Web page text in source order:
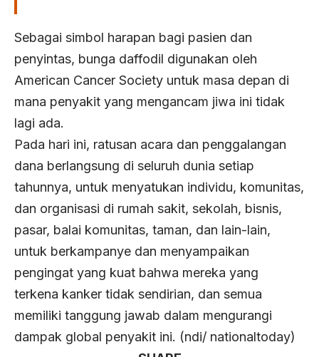
Sebagai simbol harapan bagi pasien dan
penyintas, bunga daffodil digunakan oleh
American Cancer Society untuk masa depan di
mana penyakit yang mengancam jiwa ini tidak
lagi ada.
Pada hari ini, ratusan acara dan penggalangan
dana berlangsung di seluruh dunia setiap
tahunnya, untuk menyatukan individu, komunitas,
dan organisasi di rumah sakit, sekolah, bisnis,
pasar, balai komunitas, taman, dan lain-lain,
untuk berkampanye dan menyampaikan
pengingat yang kuat bahwa mereka yang
terkena kanker tidak sendirian, dan semua
memiliki tanggung jawab dalam mengurangi
dampak global penyakit ini. (ndi/ nationaltoday)